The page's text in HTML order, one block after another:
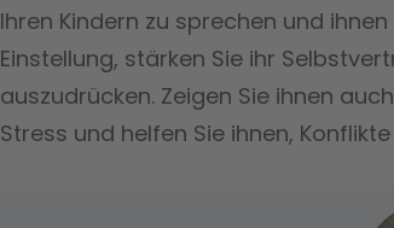
Ihren Kindern zu sprechen und
Einstellung, stärken Sie ihr
auszudrücken. Zeigen Sie ihnen
Stress und helfen Sie ihnen,